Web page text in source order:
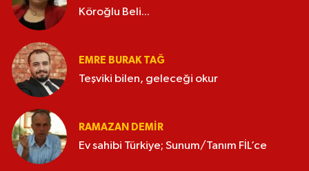
Köroğlu Beli...
EMRE BURAK TAĞ
Teşviki bilen, geleceği okur
RAMAZAN DEMİR
Ev sahibi Türkiye; Sunum/Tanım FİL’ce